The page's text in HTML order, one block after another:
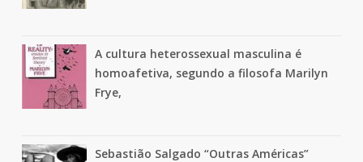
A cultura heterossexual masculina é
homoafetiva, segundo a filosofa Marilyn
Frye,
Sebastião Salgado “Outras Américas”